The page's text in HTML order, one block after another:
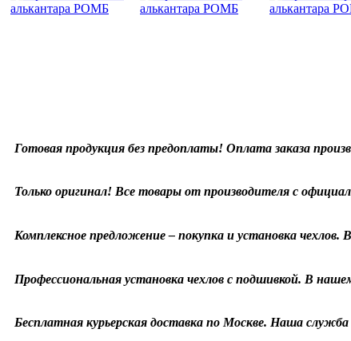
Готовая продукция без предоплаты! Оплата заказа
Только оригинал! Все товары от производителя с
Комплексное предложение – покупка и установка
Профессиональная установка чехлов с подшивкой. В
Бесплатная курьерская доставка по Москве. Наша